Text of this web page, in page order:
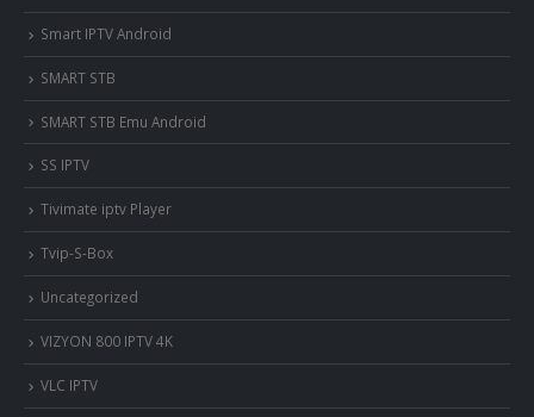
Smart IPTV Android
SMART STB
SMART STB Emu Android
SS IPTV
Tivimate iptv Player
Tvip-S-Box
Uncategorized
VIZYON 800 IPTV 4K
VLC IPTV